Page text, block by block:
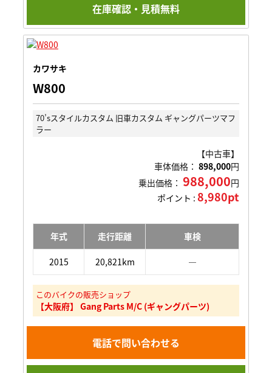
在庫確認・見積無料
カワサキ
W800
70’sスタイルカスタム 旧車カスタム ギャングパーツマフ
ラー
【中古車】
車体価格： 898,000円
乗出価格： 988,000円
ポイント : 8,980pt
年式 走行距離 車検
2015 20,821km ―
このバイクの販売ショップ
【大阪府】 Gang Parts M/C (ギャングパーツ)
電話で問い合わせる